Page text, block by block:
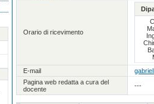
Orario di ricevimento
E-mail
Pagina web redatta a cura del
docente
---